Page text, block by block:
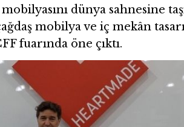
dünya sahnesine
mobilya ve iç mekân
fuarında öne çıktı.